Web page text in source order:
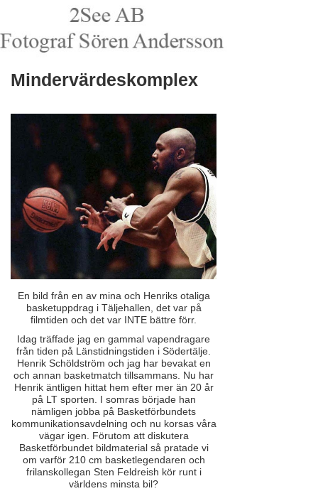
Mindervärdeskomplex
En bild från en av mina och Henriks otaliga
basketuppdrag i Täljehallen, det var på
filmtiden och det var INTE bättre förr.
Idag träffade jag en gammal vapendragare
från tiden på Länstidningstiden i Södertälje.
Henrik Schöldström och jag har bevakat en
och annan basketmatch tillsammans. Nu har
Henrik äntligen hittat hem efter mer än 20 år
på LT sporten. I somras började han
nämligen jobba på Basketförbundets
kommunikationsavdelning och nu korsas våra
vägar igen. Förutom att diskutera
Basketförbundet bildmaterial så pratade vi
om varför 210 cm basketlegendaren och
frilanskollegan Sten Feldreish kör runt i
världens minsta bil?